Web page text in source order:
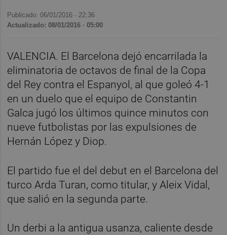
Publicado: 06/01/2016 · 22:36
Actualizado: 08/01/2016 · 05:00
VALENCIA. El Barcelona dejó encarrilada la
eliminatoria de octavos de final de la Copa
del Rey contra el Espanyol, al que goleó 4-1
en un duelo que el equipo de Constantin
Galca jugó los últimos quince minutos con
nueve futbolistas por las expulsiones de
Hernán López y Diop.
El partido fue el del debut en el Barcelona del
turco Arda Turan, como titular, y Aleix Vidal,
que salió en la segunda parte.
Un derbi a la antigua usanza, caliente desde